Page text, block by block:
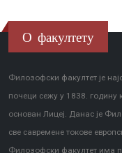
О факултету
Филозофски факултет је
почеци сежу у 1838. годину
основан Лицеј. Данас је
све савремене токове
Филозофски факултет има